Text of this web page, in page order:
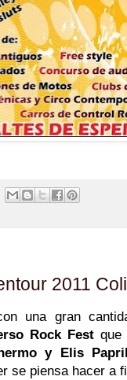
2011
una gran
Rock Fest que
y Elis
se piensa hacer a